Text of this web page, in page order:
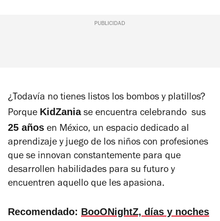
PUBLICIDAD
¿Todavía no tienes listos los bombos y platillos?
Porque KidZaniase encuentra celebrando sus
25 años en México, un espacio dedicado al
aprendizaje y juego de los niños con profesiones
que se innovan constantemente para que
desarrollen habilidades para su futuro y
encuentren aquello que les apasiona.
Recomendado: BooONightZ, días y noches